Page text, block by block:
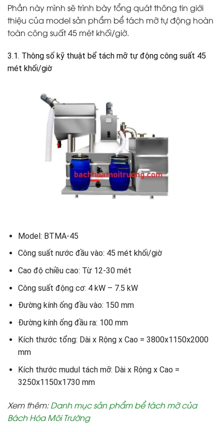
Phần này mình sẽ trình bày tổng quát thông tin giới
thiệu của model sản phẩm bể tách mỡ tự động hoàn
toàn công suất 45 mét khối/giờ.
3.1. Thông số kỹ thuật bể tách mỡ tự động công suất 45
mét khối/giờ
Model: BTMA-45
Công suất nước đầu vào: 45 mét khối/giờ
Cao độ chiều cao: Từ 12-30 mét
Công suất động cơ: 4 kW – 7.5 kW
Đường kính ống đầu vào: 150 mm
Đường kính ống đầu ra: 100 mm
Kích thước tổng: Dài x Rộng x Cao = 3800x1150x2000
mm
Kích thước mudul tách mỡ: Dài x Rộng x Cao =
3250x1150x1730 mm
Xem thêm:Danh mục sản phẩm bể tách mỡ của
Bách Hóa Môi Trường